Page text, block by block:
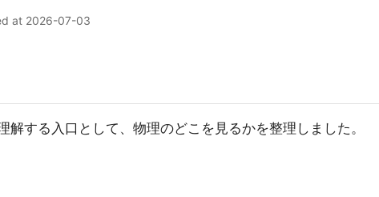
at 2026-07-03
解する入口として、物理のどこを見るかを整理しました。